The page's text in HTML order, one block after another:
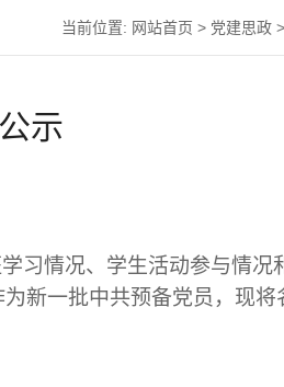
当前位置: 网站首页 > 党建思政 >
示
习情况、学生活动参与情况
新一批中共预备党员，现将